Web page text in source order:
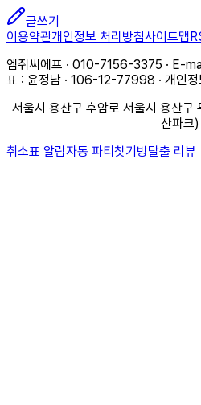
글쓰기
이용약관개인정보 처리방침사이트맵
엠쥐씨에프 · 010-7156-3375 · E-
표 : 윤정남 · 106-12-77998 · 개인정
서울시 용산구 후암로 서울시 용산
산파크)
취소표 알람자동 파티찾기 방탈출 리뷰